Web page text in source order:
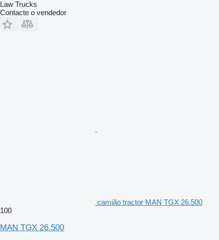
Law Trucks
Contacte o vendedor
camião tractor MAN TGX 26.500
100
MAN TGX 26.500